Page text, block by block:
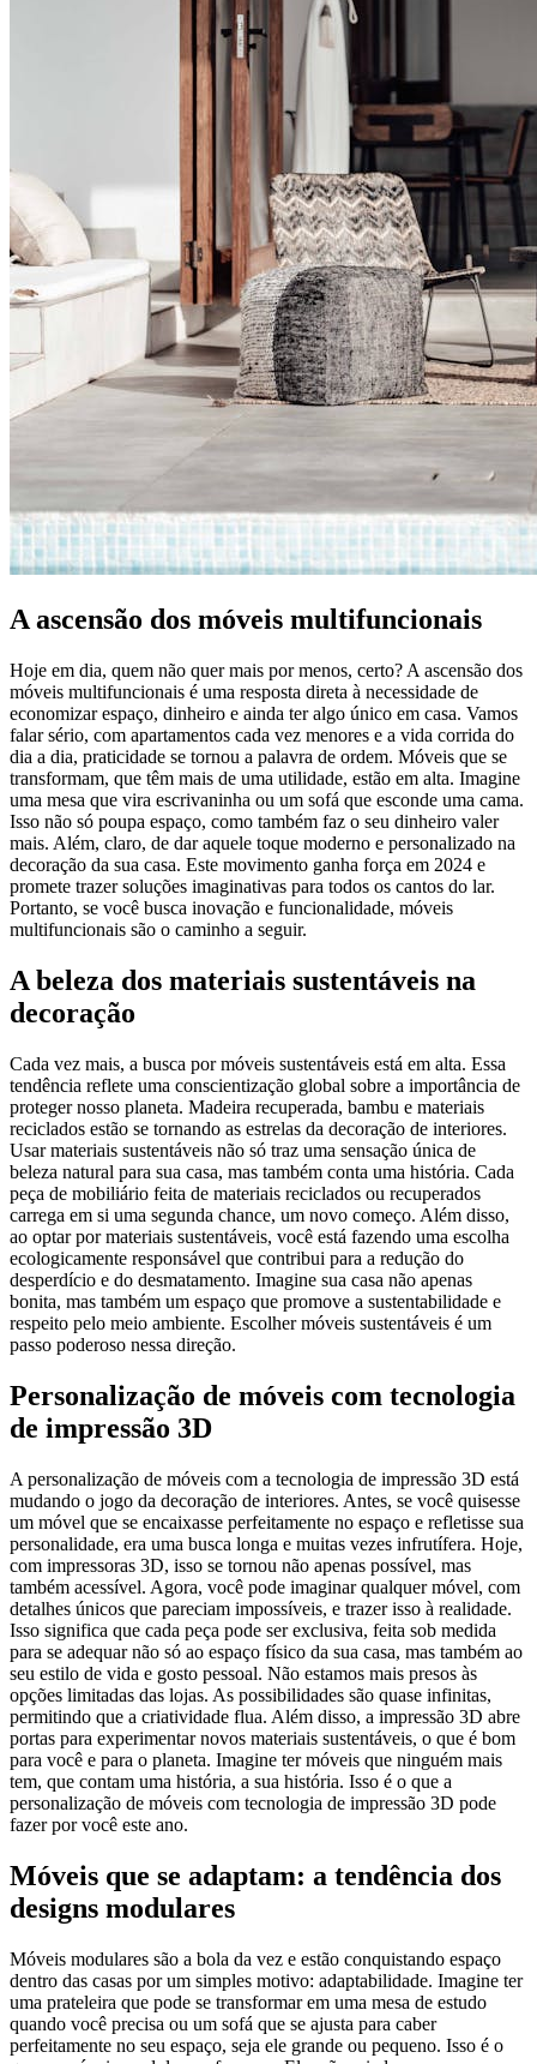
A ascensão dos móveis multifuncionais
Hoje em dia, quem não quer mais por menos, certo? A ascensão dos
móveis multifuncionais é uma resposta direta à necessidade de
economizar espaço, dinheiro e ainda ter algo único em casa. Vamos
falar sério, com apartamentos cada vez menores e a vida corrida do
dia a dia, praticidade se tornou a palavra de ordem. Móveis que se
transformam, que têm mais de uma utilidade, estão em alta. Imagine
uma mesa que vira escrivaninha ou um sofá que esconde uma cama.
Isso não só poupa espaço, como também faz o seu dinheiro valer
mais. Além, claro, de dar aquele toque moderno e personalizado na
decoração da sua casa. Este movimento ganha força em 2024 e
promete trazer soluções imaginativas para todos os cantos do lar.
Portanto, se você busca inovação e funcionalidade, móveis
multifuncionais são o caminho a seguir.
A beleza dos materiais sustentáveis na
decoração
Cada vez mais, a busca por móveis sustentáveis está em alta. Essa
tendência reflete uma conscientização global sobre a importância de
proteger nosso planeta. Madeira recuperada, bambu e materiais
reciclados estão se tornando as estrelas da decoração de interiores.
Usar materiais sustentáveis não só traz uma sensação única de
beleza natural para sua casa, mas também conta uma história. Cada
peça de mobiliário feita de materiais reciclados ou recuperados
carrega em si uma segunda chance, um novo começo. Além disso,
ao optar por materiais sustentáveis, você está fazendo uma escolha
ecologicamente responsável que contribui para a redução do
desperdício e do desmatamento. Imagine sua casa não apenas
bonita, mas também um espaço que promove a sustentabilidade e
respeito pelo meio ambiente. Escolher móveis sustentáveis é um
passo poderoso nessa direção.
Personalização de móveis com tecnologia
de impressão 3D
A personalização de móveis com a tecnologia de impressão 3D está
mudando o jogo da decoração de interiores. Antes, se você quisesse
um móvel que se encaixasse perfeitamente no espaço e refletisse sua
personalidade, era uma busca longa e muitas vezes infrutífera. Hoje,
com impressoras 3D, isso se tornou não apenas possível, mas
também acessível. Agora, você pode imaginar qualquer móvel, com
detalhes únicos que pareciam impossíveis, e trazer isso à realidade.
Isso significa que cada peça pode ser exclusiva, feita sob medida
para se adequar não só ao espaço físico da sua casa, mas também ao
seu estilo de vida e gosto pessoal. Não estamos mais presos às
opções limitadas das lojas. As possibilidades são quase infinitas,
permitindo que a criatividade flua. Além disso, a impressão 3D abre
portas para experimentar novos materiais sustentáveis, o que é bom
para você e para o planeta. Imagine ter móveis que ninguém mais
tem, que contam uma história, a sua história. Isso é o que a
personalização de móveis com tecnologia de impressão 3D pode
fazer por você este ano.
Móveis que se adaptam: a tendência dos
designs modulares
Móveis modulares são a bola da vez e estão conquistando espaço
dentro das casas por um simples motivo: adaptabilidade. Imagine ter
uma prateleira que pode se transformar em uma mesa de estudo
quando você precisa ou um sofá que se ajusta para caber
perfeitamente no seu espaço, seja ele grande ou pequeno. Isso é o